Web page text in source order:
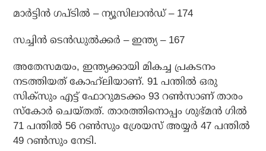
മാര്‍ട്ടിന്‍ ഗപ്ടില്‍ – ന്യൂസിലാന്‍ഡ് – 174
സച്ചിന്‍ ടെന്‍ഡുല്‍ക്കര്‍ – ഇന്ത്യ – 167
അതേസമയം, ഇന്ത്യക്കായി മികച്ച പ്രകടനം
നടത്തിയത് കോഹ്‌ലിയാണ്. 91 പന്തില്‍ ഒരു
സിക്സും എട്ട് ഫോറുമടക്കം 93 റണ്‍സാണ് താരം
സ്‌കോര്‍ ചെയ്തത്. താരത്തിനൊപ്പം ശുഭ്മന്‍ ഗില്‍
71 പന്തില്‍ 56 റണ്‍സും ശ്രേയസ് അയ്യര്‍ 47 പന്തില്‍
49 റണ്‍സും നേടി.